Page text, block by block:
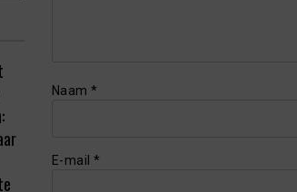
Naam *
E-mail *